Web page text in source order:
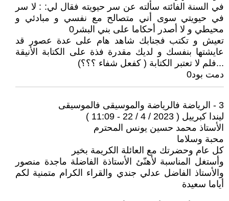
في السنة الفائته سألته عن سر حيويته فقال لي: : لا سر
في حيويتي سوى أني متصالح مع نفسي و مبادئي و
محيطي و لا أصدر أحكاما على بني البشر0
تعيش و تكتب فجنابك شاهد هام على عدة عصور قد
عايشتها بنفسك و لديك مقدرة فذة على الكتابة الأنيقة
...فلم لا تعتبر الكتابة ( كفعل شفاء ؟؟؟)
دمت بود0
3 - الرياضة فالرياضة والموسيقى فالموسيقى
ليندا كبرييل ( 2023 / 4 / 22 - 11:09 )
الأستاذ محمد حسين يونس المحترم
محبة وسلاما
كل عام وحضرتك مع العائلة الكريمة بخير
وأستغل المناسبة لأهنّئ الأستاذة الفاضلة ماجدة منصور
والأستاذ الفاضل عدلي جندي والقراء الكرام متمنية لكم
أياما سعيدة